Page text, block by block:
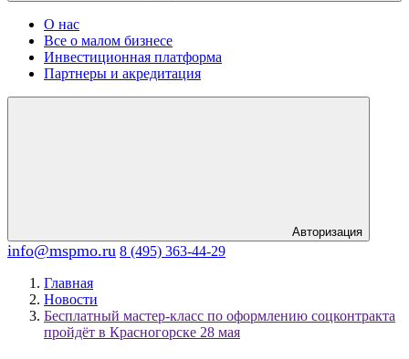
О нас
Все о малом бизнесе
Инвестиционная платформа
Партнеры и акредитация
Авторизация
info@mspmo.ru 8 (495) 363-44-29
Главная
Новости
Бесплатный мастер-класс по оформлению соцконтракта
пройдёт в Красногорске 28 мая